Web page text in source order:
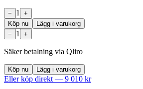
− 1
+
Köp nu
Lägg i varukorg
−
1 +
Säker betalning via Qliro
Köp nu Lägg i varukorg
Eller köp direkt — 9 010 kr